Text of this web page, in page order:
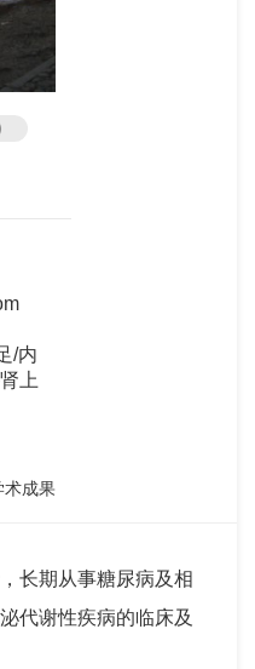
/内
上
术成果
长期从事糖尿病及相
代谢性疾病的临床及